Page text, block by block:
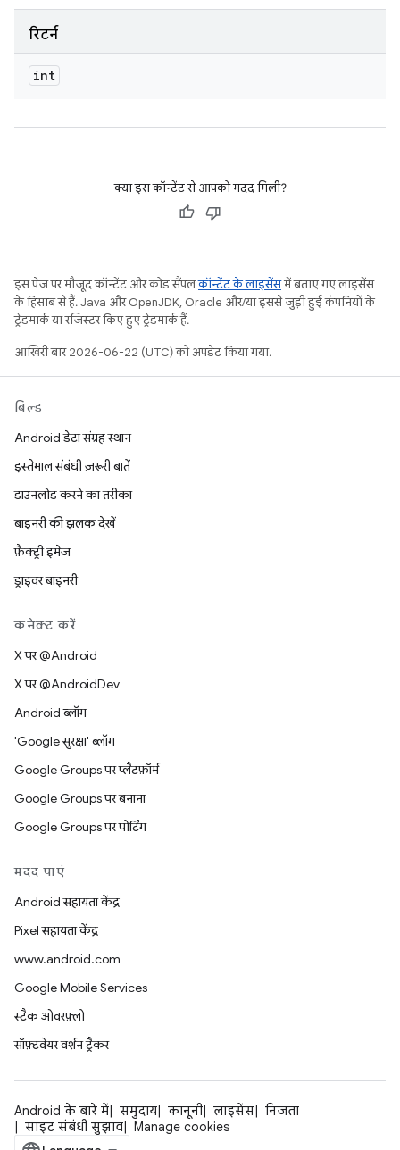
रिटर्न
int
क्या इस कॉन्टेंट से आपको मदद मिली?
इस पेज पर मौजूद कॉन्टेंट और कोड सैंपलकॉन्टेंट के लाइसेंसमें बताए गए लाइसेंस
के हिसाब से हैं. Java और OpenJDK, Oracle और/या इससे जुड़ी हुई कंपनियों के
ट्रेडमार्क या रजिस्टर किए हुए ट्रेडमार्क हैं.
आखिरी बार 2026-06-22 (UTC) को अपडेट किया गया.
बिल्ड
Android डेटा संग्रह स्थान
इस्तेमाल संबंधी ज़रूरी बातें
डाउनलोड करने का तरीका
बाइनरी की झलक देखें
फ़ैक्ट्री इमेज
ड्राइवर बाइनरी
कनेक्ट करें
X पर @Android
X पर @AndroidDev
Android ब्लॉग
'Google सुरक्षा' ब्लॉग
Google Groups पर प्लैटफ़ॉर्म
Google Groups पर बनाना
Google Groups पर पोर्टिंग
मदद पाएं
Android सहायता केंद्र
Pixel सहायता केंद्र
www.android.com
Google Mobile Services
स्टैक ओवरफ़्लो
सॉफ़्टवेयर वर्शन ट्रैकर
Android के बारे में समुदाय कानूनी लाइसेंस
निजता
साइट संबंधी सुझाव
Manage cookies